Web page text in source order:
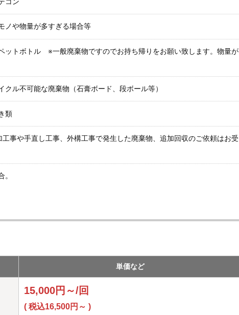
ノや物量が多すぎる場合等
ットボトル ※一般廃棄物ですのでお持ち帰りをお願い致します。物量が
ル不可能な廃棄物（石膏ボード、段ボール等）
類
事や手直し工事、外構工事で発生した廃棄物、追加回収のご依頼はお受
単価など
15,000円～/回
( 税込16,500円～ )